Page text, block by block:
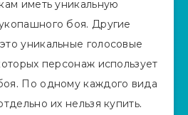
иметь уникальную
боя. Другие
уникальные голосовые
персонаж использует
По одному каждого вида
их нельзя купить.